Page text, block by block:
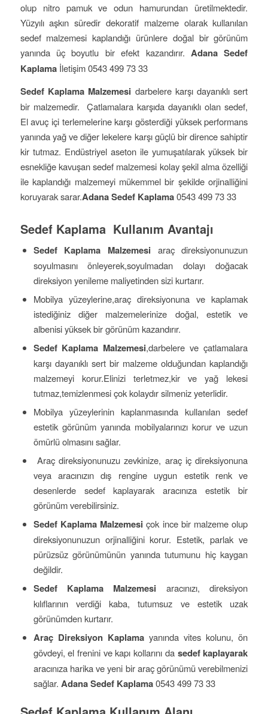
olup nitro pamuk ve odun hamurundan üretilmektedir.
Yüzyılı aşkın süredir dekoratif malzeme olarak kullanılan
sedef malzemesi kaplandığı ürünlere doğal bir görünüm
yanında üç boyutlu bir efekt kazandırır. Adana Sedef
Kaplamaİletişim 0543 499 73 33
Sedef Kaplama Malzemesi darbelere karşı dayanıklı sert
bir malzemedir. Çatlamalara karşıda dayanıklı olan sedef,
El avuç içi terlemelerine karşı gösterdiği yüksek performans
yanında yağ ve diğer lekelere karşı güçlü bir dirence sahiptir
kir tutmaz. Endüstriyel aseton ile yumuşatılarak yüksek bir
esnekliğe kavuşan sedef malzemesi kolay şekil alma özelliği
ile kaplandığı malzemeyi mükemmel bir şekilde orjinalliğini
koruyarak sarar.Adana Sedef Kaplama0543 499 73 33
Sedef Kaplama Kullanım Avantajı
Sedef Kaplama Malzemesi araç direksiyonunuzun
soyulmasını önleyerek,soyulmadan dolayı doğacak
direksiyon yenileme maliyetinden sizi kurtarır.
Mobilya yüzeylerine,araç direksiyonuna ve kaplamak
istediğiniz diğer malzemelerinize doğal, estetik ve
albenisi yüksek bir görünüm kazandırır.
Sedef Kaplama Malzemesi,darbelere ve çatlamalara
karşı dayanıklı sert bir malzeme olduğundan kaplandığı
malzemeyi korur.Elinizi terletmez,kir ve yağ lekesi
tutmaz,temizlenmesi çok kolaydır silmeniz yeterlidir.
Mobilya yüzeylerinin kaplanmasında kullanılan sedef
estetik görünüm yanında mobilyalarınızı korur ve uzun
ömürlü olmasını sağlar.
Araç direksiyonunuzu zevkinize, araç iç direksiyonuna
veya aracınızın dış rengine uygun estetik renk ve
desenlerde sedef kaplayarak aracınıza estetik bir
görünüm verebilirsiniz.
Sedef Kaplama Malzemesi çok ince bir malzeme olup
direksiyonunuzun orjinalliğini korur. Estetik, parlak ve
pürüzsüz görünümünün yanında tutumunu hiç kaygan
değildir.
Sedef Kaplama Malzemesi aracınızı, direksiyon
kılıflarının verdiği kaba, tutumsuz ve estetik uzak
görünümden kurtarır.
Araç Direksiyon Kaplamayanında vites kolunu, ön
gövdeyi, el frenini ve kapı kollarını dasedef kaplayarak
aracınıza harika ve yeni bir araç görünümü verebilmenizi
sağlar. Adana Sedef Kaplama0543 499 73 33